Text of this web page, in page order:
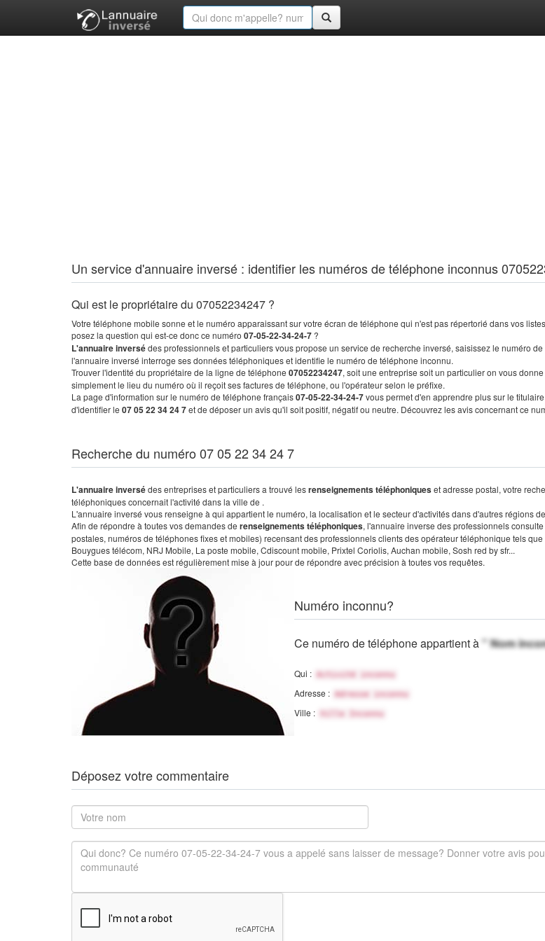
Un service d'annuaire inversé : identifier les numéros de téléphone inconnus
Qui est le propriétaire du 07052234247 ?
Votre téléphone mobile sonne et le numéro apparaissant sur votre écran de téléphone qui n'est pas répertorié dans vos
posez la question qui est-ce donc ce numéro 07-05-22-34-24-7 ?
L'annuaire inversédes professionnels et particuliers vous propose un service de recherche inversé, saisissez le numéro
l'annuaire inversé interroge ses données téléphoniques et identifie le numéro de téléphone inconnu.
Trouver l'identité du propriétaire de la ligne de téléphone 07052234247, soit une entreprise soit un particulier on vous
simplement le lieu du numéro où il reçoit ses factures de téléphone, ou l'opérateur selon le préfixe.
La page d'information sur le numéro de téléphone français07-05-22-34-24-7vous permet d'en apprendre plus sur le
d'identifier le 07 05 22 34 24 7et de déposer un avis qu'il soit positif, négatif ou neutre. Découvrez les avis concernant ce
Recherche du numéro 07 05 22 34 24 7
L'annuaire inversédes entreprises et particuliers a trouvé lesrenseignements téléphoniqueset adresse postal, votre
téléphoniques concernait l'activité dans la ville de .
L'annuaire inversé vous renseigne à qui appartient le numéro, la localisation et le secteur d'activités dans d'autres régions
Afin de répondre à toutes vos demandes de renseignements téléphoniques, l'annuaire inverse des professionnels
postales, numéros de téléphones fixes et mobiles) recensant des professionnels clients des opérateur téléphonique tels
Bouygues télécom, NRJ Mobile, La poste mobile, Cdiscount mobile, Prixtel Coriolis, Auchan mobile, Sosh red by sfr...
Cette base de données est régulièrement mise à jour pour de répondre avec précision à toutes vos requêtes.
Numéro inconnu?
Ce numéro de téléphone appartient à" Nom
Qui : Activité inconnu
Adresse : Adresse inconnu
Ville : Ville Inconnu
Déposez votre commentaire